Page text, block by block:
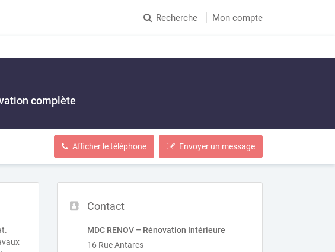
Recherche Mon compte
complète
Afficher le téléphone Envoyer un message
Contact
MDC RENOV – Rénovation Intérieure
16 Rue Antares